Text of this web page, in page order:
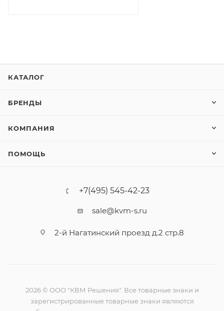
КАТАЛОГ
БРЕНДЫ
КОМПАНИЯ
ПОМОЩЬ
+7(495) 545-42-23
sale@kvm-s.ru
2-й Нагатинский проезд д.2 стр.8
2026 © ООО "КВМ Решения". Все товарные знаки и
зарегистрированные товарные знаки являются